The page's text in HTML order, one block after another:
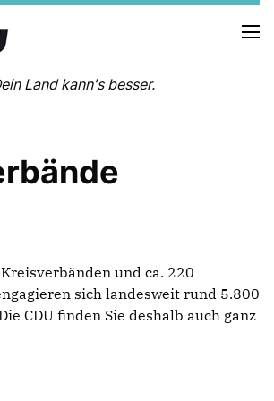
Land kann's besser.
TERMINE
ORGANISATION
KREISVERBÄNDE
UND SONDERORGANISATIONEN
und ca. 220
sich landesweit rund 5.800
CDU finden Sie deshalb auch ganz